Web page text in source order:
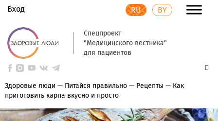
Вход RU BY
Спецпроект
"Медицинского вестника"
для пациентов
Здоровые люди — Питайся правильно — Рецепты — Как
приготовить карпа вкусно и просто